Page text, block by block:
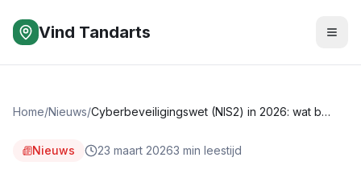
Vind Tandarts
Home/Nieuws/ Cyberbeveiligingswet (NIS2) in 2026: wat betekent dit voor tandartspraktijken?
Nieuws 23 maart 20263 min leestijd